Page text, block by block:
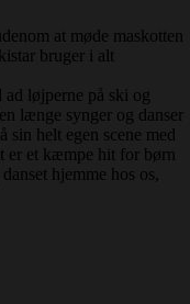
at møde maskotten
bruger i alt
ad løjperne på ski og
længe synger og danser
sin helt egen scene med
er et kæmpe hit for børn
hjemme hos os,